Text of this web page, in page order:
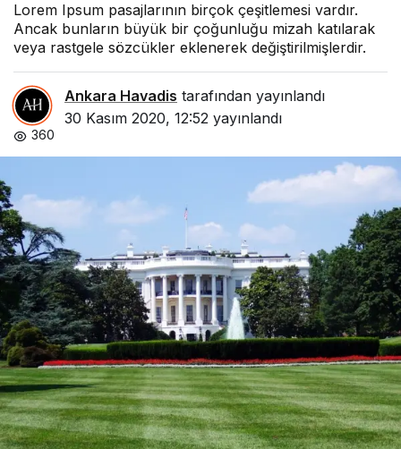
Lorem Ipsum pasajlarının birçok çeşitlemesi vardır.
Ancak bunların büyük bir çoğunluğu mizah katılarak
veya rastgele sözcükler eklenerek değiştirilmişlerdir.
Ankara Havadis tarafından yayınlandı
30 Kasım 2020, 12:52 yayınlandı
360